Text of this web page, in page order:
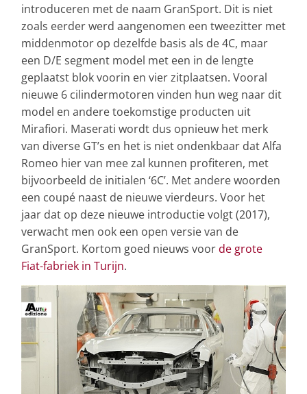
introduceren met de naam GranSport. Dit is niet
zoals eerder werd aangenomen een tweezitter met
middenmotor op dezelfde basis als de 4C, maar
een D/E segment model met een in de lengte
geplaatst blok voorin en vier zitplaatsen. Vooral
nieuwe 6 cilindermotoren vinden hun weg naar dit
model en andere toekomstige producten uit
Mirafiori. Maserati wordt dus opnieuw het merk
van diverse GT’s en het is niet ondenkbaar dat Alfa
Romeo hier van mee zal kunnen profiteren, met
bijvoorbeeld de initialen ‘6C’. Met andere woorden
een coupé naast de nieuwe vierdeurs. Voor het
jaar dat op deze nieuwe introductie volgt (2017),
verwacht men ook een open versie van de
GranSport. Kortom goed nieuws voorde grote
Fiat-fabriek in Turijn.